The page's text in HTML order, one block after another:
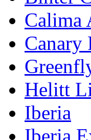
Calima
Canary
Helitt
Iberia